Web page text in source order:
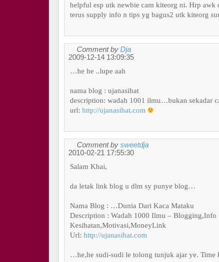
helpful esp utk newbie cam kiteorg ni. Hrp awk
terus supply info n tips yg bagus2 utk kiteorg
Comment by Dja
2009-12-14 13:09:35
…he he ..lupe aah
nama blog : ujanasihat
description: wadah 1001 ilmu…bukan sekadar
url: http://ujanasihat.com
Comment by sweetdja
2010-02-21 17:55:30
Salam Khai,
da letak link blog u dlm sy punye blog…
Nama Blog : …Dunia Dari Kaca Mataku
Description : Wadah 1000 Ilmu – Blogging,Info
Kesihatan,Motivasi,MoneyLink
Url: http://ujanasihat.com
…he,he sudi-sudi le tolong tunjuk ajar ye. Time